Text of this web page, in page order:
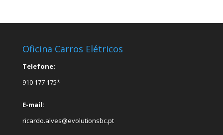
Oficina Carros Elétricos
Telefone:
910 177 175*
E-mail:
ricardo.alves@evolutionsbc.pt